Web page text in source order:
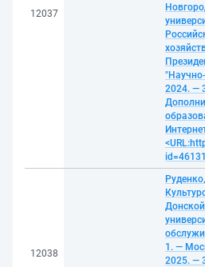
12037
2024. —
12038
1. —
2025. —